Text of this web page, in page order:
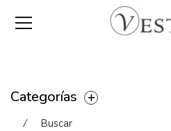
Categorías
⁄ Buscar